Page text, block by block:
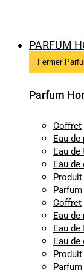
PARFUM
Fermer
Parfum
Coffret
Eau de
Eau
Eau
Coffret
Eau de
Eau
Eau